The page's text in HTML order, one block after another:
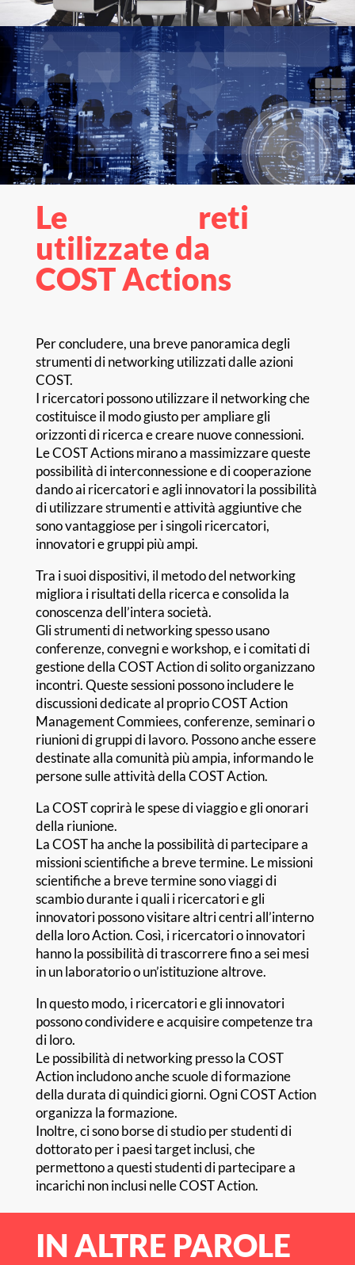
Le reti
utilizzate da
COST Actions
Per concludere, una breve panoramica degli
strumenti di networking utilizzati dalle azioni
COST.
I ricercatori possono utilizzare il networking che
costituisce il modo giusto per ampliare gli
orizzonti di ricerca e creare nuove connessioni.
Le COST Actions mirano a massimizzare queste
possibilità di interconnessione e di cooperazione
dando ai ricercatori e agli innovatori la possibilità
di utilizzare strumenti e attività aggiuntive che
sono vantaggiose per i singoli ricercatori,
innovatori e gruppi più ampi.
Tra i suoi dispositivi, il metodo del networking
migliora i risultati della ricerca e consolida la
conoscenza dell’intera società.
Gli strumenti di networking spesso usano
conferenze, convegni e workshop, e i comitati di
gestione della COST Action di solito organizzano
incontri. Queste sessioni possono includere le
discussioni dedicate al proprio COST Action
Management Commiees, conferenze, seminari o
riunioni di gruppi di lavoro. Possono anche essere
destinate alla comunità più ampia, informando le
persone sulle attività della COST Action.
La COST coprirà le spese di viaggio e gli onorari
della riunione.
La COST ha anche la possibilità di partecipare a
missioni scientifiche a breve termine. Le missioni
scientifiche a breve termine sono viaggi di
scambio durante i quali i ricercatori e gli
innovatori possono visitare altri centri all’interno
della loro Action. Così, i ricercatori o innovatori
hanno la possibilità di trascorrere fino a sei mesi
in un laboratorio o un’istituzione altrove.
In questo modo, i ricercatori e gli innovatori
possono condividere e acquisire competenze tra
di loro.
Le possibilità di networking presso la COST
Action includono anche scuole di formazione
della durata di quindici giorni. Ogni COST Action
organizza la formazione.
Inoltre, ci sono borse di studio per studenti di
dottorato per i paesi target inclusi, che
permettono a questi studenti di partecipare a
incarichi non inclusi nelle COST Action.
IN ALTRE PAROLE